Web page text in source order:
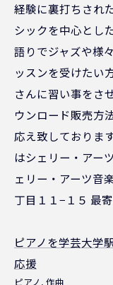
経験に裏打ちされ
シックを中心とし
語りでジャズや様
ッスンを受けたい
さんに習い事をさ
ウンロード販売方
応え致しておりま
はシェリー・アー
ェリー・アーツ音
丁目１１−１５ 最
ピアノを学芸大学
応援
ピアノ 作曲